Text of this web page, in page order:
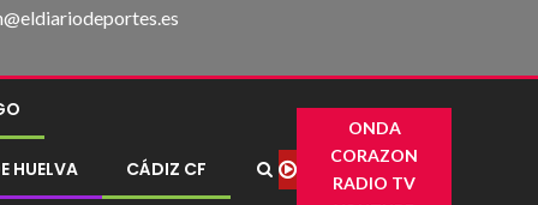
HUELVA CÁDIZ CF
ONDA
CORAZON
RADIO TV